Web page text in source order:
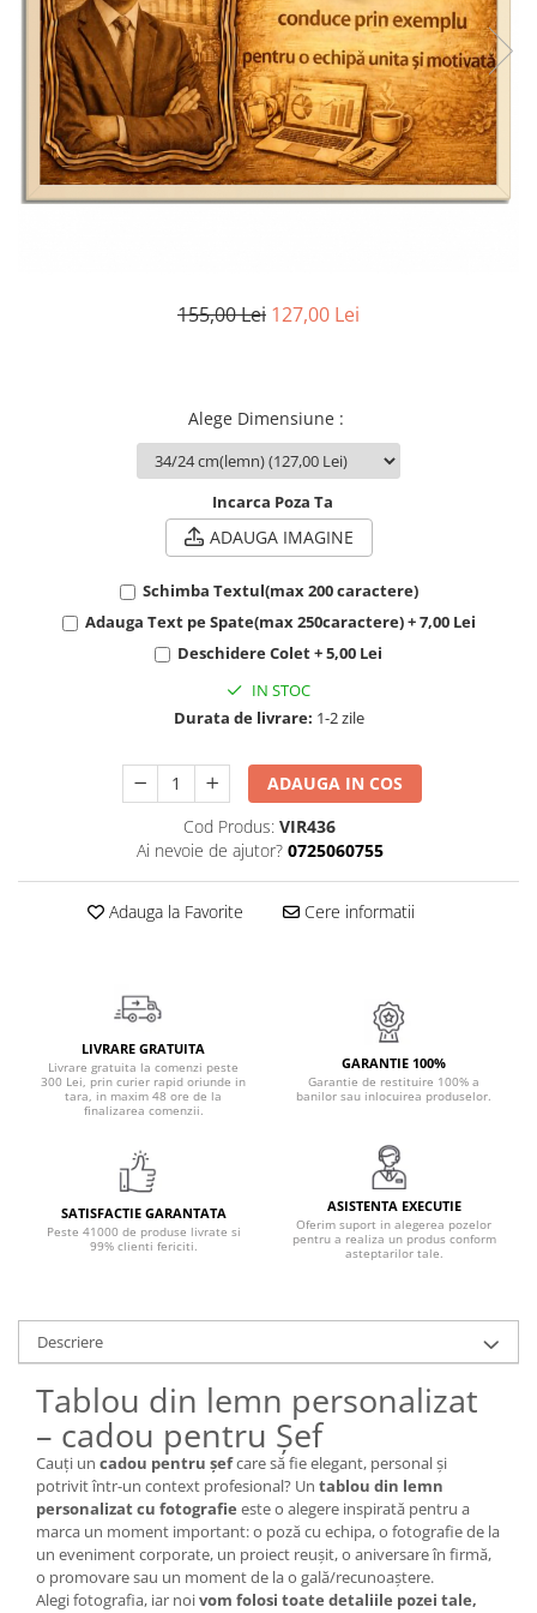
Cadouri Fiu/Fiică
Cadouri Bunici
Cadouri Cumnați
Cadouri Pisici/Câini
Cadouri Meserii&Hobby
Cadouri Ingineri
Cadouri Motociclisti
Cadouri Pompieri
Cadouri Soferi/Mecanici
Cadouri Stomatologi
Cadouri Vanatori/Padurari
155,00 Lei 127,00 Lei
Alege Dimensiune :
Incarca Poza Ta
ADAUGA IMAGINE
Schimba Textul(max 200 caractere)
Adauga Text pe Spate(max 250caractere) + 7,00 Lei
Deschidere Colet + 5,00 Lei
IN STOC
Durata de livrare: 1-2 zile
ADAUGA IN COS
Cod Produs: VIR436
Ai nevoie de ajutor? 0725060755
Adauga la Favorite Cere informatii
LIVRARE GRATUITA
Livrare gratuita la comenzi peste
300 Lei, prin curier rapid oriunde in
tara, in maxim 48 ore de la
finalizarea comenzii.
GARANTIE 100%
Garantie de restituire 100% a
banilor sau inlocuirea produselor.
SATISFACTIE GARANTATA
Peste 41000 de produse livrate si
99% clienti fericiti.
ASISTENTA EXECUTIE
Oferim suport in alegerea pozelor
pentru a realiza un produs conform
asteptarilor tale.
Descriere
Tablou din lemn personalizat
– cadou pentru Șef
Cauți un cadou pentru șefcare să fie elegant, personal și
potrivit într-un context profesional? Un tablou din lemn
personalizat cu fotografie este o alegere inspirată pentru a
marca un moment important: o poză cu echipa, o fotografie de la
un eveniment corporate, un proiect reușit, o aniversare în firmă,
o promovare sau un moment de la o gală/recunoaștere.
Alegi fotografia, iar noivom folosi toate detaliile pozei tale,